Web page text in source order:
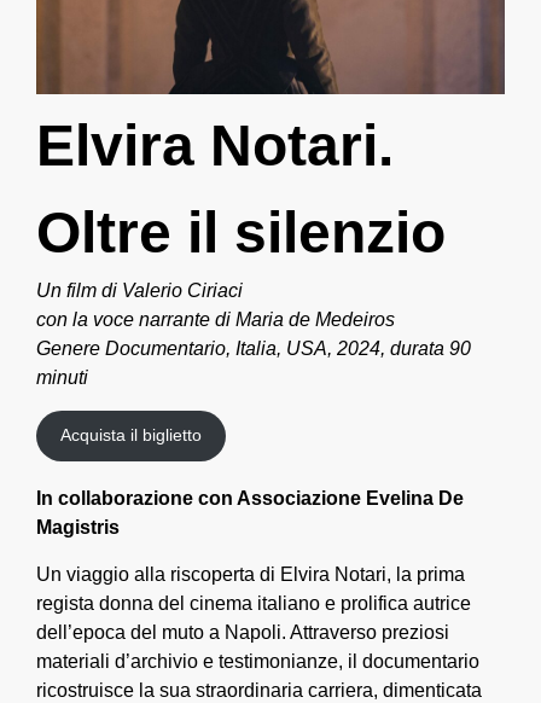
Elvira Notari.
Oltre il silenzio
Un film di Valerio Ciriaci
con la voce narrante di Maria de Medeiros
Genere Documentario, Italia, USA, 2024, durata 90
minuti
Acquista il biglietto
In collaborazione con Associazione Evelina De
Magistris
Un viaggio alla riscoperta di Elvira Notari, la prima
regista donna del cinema italiano e prolifica autrice
dell’epoca del muto a Napoli. Attraverso preziosi
materiali d’archivio e testimonianze, il documentario
ricostruisce la sua straordinaria carriera, dimenticata